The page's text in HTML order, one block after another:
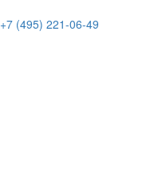
+7 (495) 221-06-49